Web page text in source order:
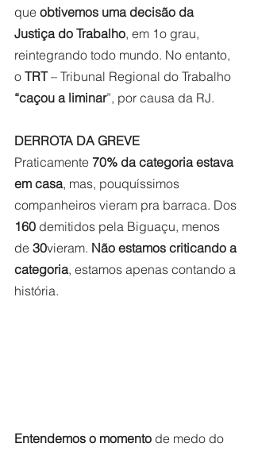
que obtivemos uma decisão da
Justiça do Trabalho, em 1o grau,
reintegrando todo mundo. No entanto,
o TRT – Tribunal Regional do Trabalho
“caçou a liminar”, por causa da RJ.
DERROTA DA GREVE
Praticamente 70% da categoria estava
em casa, mas, pouquíssimos
companheiros vieram pra barraca. Dos
160 demitidos pela Biguaçu, menos
de 30vieram. Não estamos criticando a
categoria, estamos apenas contando a
história.
Entendemos o momento de medo do